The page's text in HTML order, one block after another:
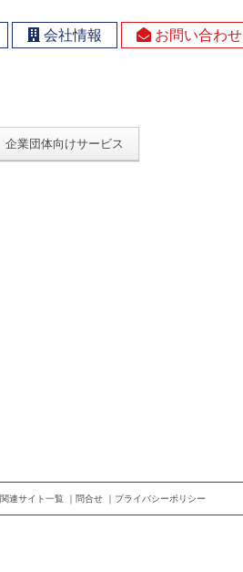
会社情報 お問い合わせ
企業団体向けサービス
関連サイト一覧 問合せ プライバシーポリシー